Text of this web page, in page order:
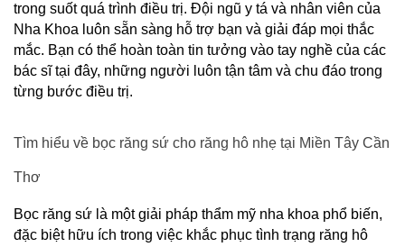
trong suốt quá trình điều trị. Đội ngũ y tá và nhân viên của
Nha Khoa luôn sẵn sàng hỗ trợ bạn và giải đáp mọi thắc
mắc. Bạn có thể hoàn toàn tin tưởng vào tay nghề của các
bác sĩ tại đây, những người luôn tận tâm và chu đáo trong
từng bước điều trị.
Tìm hiểu về bọc răng sứ cho răng hô nhẹ tại Miền Tây Cần
Thơ
Bọc răng sứ là một giải pháp thẩm mỹ nha khoa phổ biến,
đặc biệt hữu ích trong việc khắc phục tình trạng răng hô